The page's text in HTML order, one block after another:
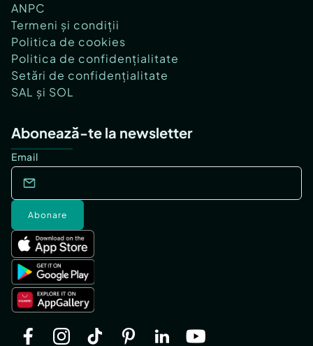
ANPC
Termeni și condiții
Politica de cookies
Politica de confidențialitate
Setări de confidențialitate
SAL și SOL
Abonează-te la newsletter
Email
Abonare